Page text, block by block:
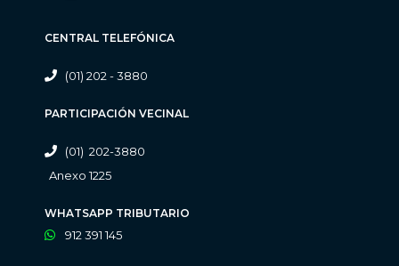
CENTRAL TELEFÓNICA
(01) 202 - 3880
PARTICIPACIÓN VECINAL
(01) 202-3880
Anexo 1225
WHATSAPP TRIBUTARIO
912 391 145